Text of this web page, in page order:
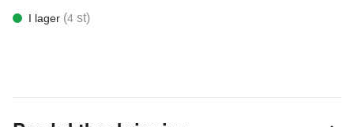
I lager (4 st)